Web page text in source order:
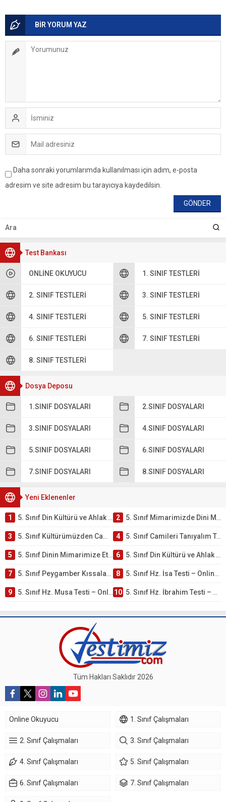
Test Bankası
ONLINE OKUYUCU 1. SINIF TESTLERI
2. SINIF TESTLERI 3. SINIF TESTLERI
4. SINIF TESTLERI 5. SINIF TESTLERI
6. SINIF TESTLERI 7. SINIF TESTLERI
8. SINIF TESTLERI
Dosya Deposu
1.SINIF DOSYALARI 2.SINIF DOSYALARI
3.SINIF DOSYALARI 4.SINIF DOSYALARI
5.SINIF DOSYALARI 6.SINIF DOSYALARI
7.SINIF DOSYALARI 8.SINIF DOSYALARI
Yeni Eklenenler
1 5. Sınıf Din Kültürü ve Ahlak Bilgisi 4. Ünite: Mimarimizde Dini Motifler Çalışmaları 2 5. Sınıf Mimarimizde Dini Motifler Ünite Testi – Online Çöz
3 5. Sınıf Kültürümüzden Cami Örnekleri Testi – Online Çöz 4 5. Sınıf Camileri Tanıyalım Testi – Online Çöz
5 5. Sınıf Dinin Mimarimize Etkisi Testi – Online Çöz 6 5. Sınıf Din Kültürü ve Ahlak Bilgisi 4. Ünite: Peygamber Kıssaları Çalışmaları
7 5. Sınıf Peygamber Kıssaları Ünite Testi – Online Çöz 8 5. Sınıf Hz. İsa Testi – Online Çöz
9 5. Sınıf Hz. Musa Testi – Online Çöz 10 5. Sınıf Hz. İbrahim Testi – Online Çöz
BİR YORUM YAZ
Daha sonraki yorumlarımda kullanılması için adım, e-posta
adresim ve site adresim bu tarayıcıya kaydedilsin.
Tüm Hakları Saklıdır 2026
Online Okuyucu 1. Sınıf Çalışmaları
2. Sınıf Çalışmaları 3. Sınıf Çalışmaları
4. Sınıf Çalışmaları 5. Sınıf Çalışmaları
6. Sınıf Çalışmaları 7. Sınıf Çalışmaları